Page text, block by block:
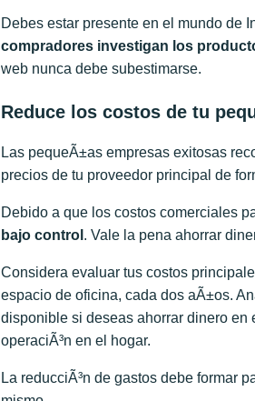
Debes estar presente en el mundo de
compradores investigan los
web nunca debe subestimarse.
Reduce los costos de tu
Las pequeÃ±as empresas exitosas
precios de tu proveedor principal de
Debido a que los costos comerciales
bajo control . Vale la pena ahorrar
Considera evaluar tus costos
espacio de oficina, cada dos aÃ±os.
disponible si deseas ahorrar dinero en
operaciÃ³n en el hogar.
La reducciÃ³n de gastos debe formar